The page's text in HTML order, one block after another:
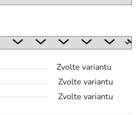
Zvolte variantu
Zvolte variantu
Zvolte variantu